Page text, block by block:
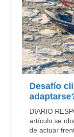
Desafío
DIARIO
artículo se
de actuar